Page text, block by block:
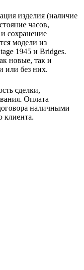
изделия (наличие
часов,
сохранение
модели из
1945 и Bridges.
новые, так и
или без них.
сделки,
Оплата
наличными
клиента.